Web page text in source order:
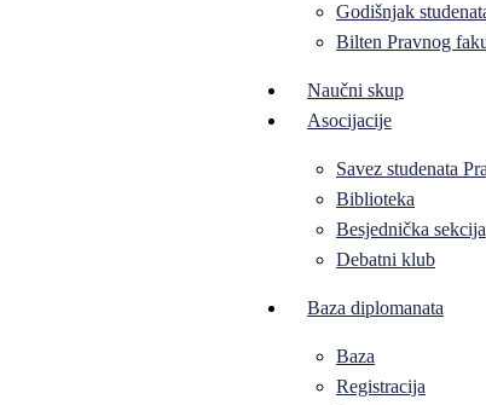
Godišnjak
Bilten Pravnog
Naučni skup
Asocijacije
Savez studenata
Biblioteka
Besjednička sekcija
Debatni klub
Baza diplomanata
Baza
Registracija